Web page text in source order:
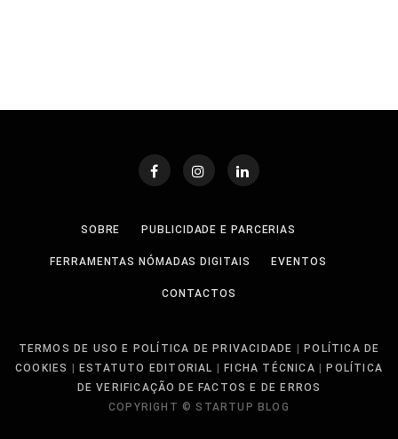
SOBRE PUBLICIDADE E PARCERIAS
FERRAMENTAS NÓMADAS DIGITAIS EVENTOS
CONTACTOS
TERMOS DE USO E POLÍTICA DE PRIVACIDADE |POLÍTICA DE
COOKIES | ESTATUTO EDITORIAL |FICHA TÉCNICA |POLÍTICA
DE VERIFICAÇÃO DE FACTOS E DE ERROS
COPYRIGHT © STARTUP BLOG